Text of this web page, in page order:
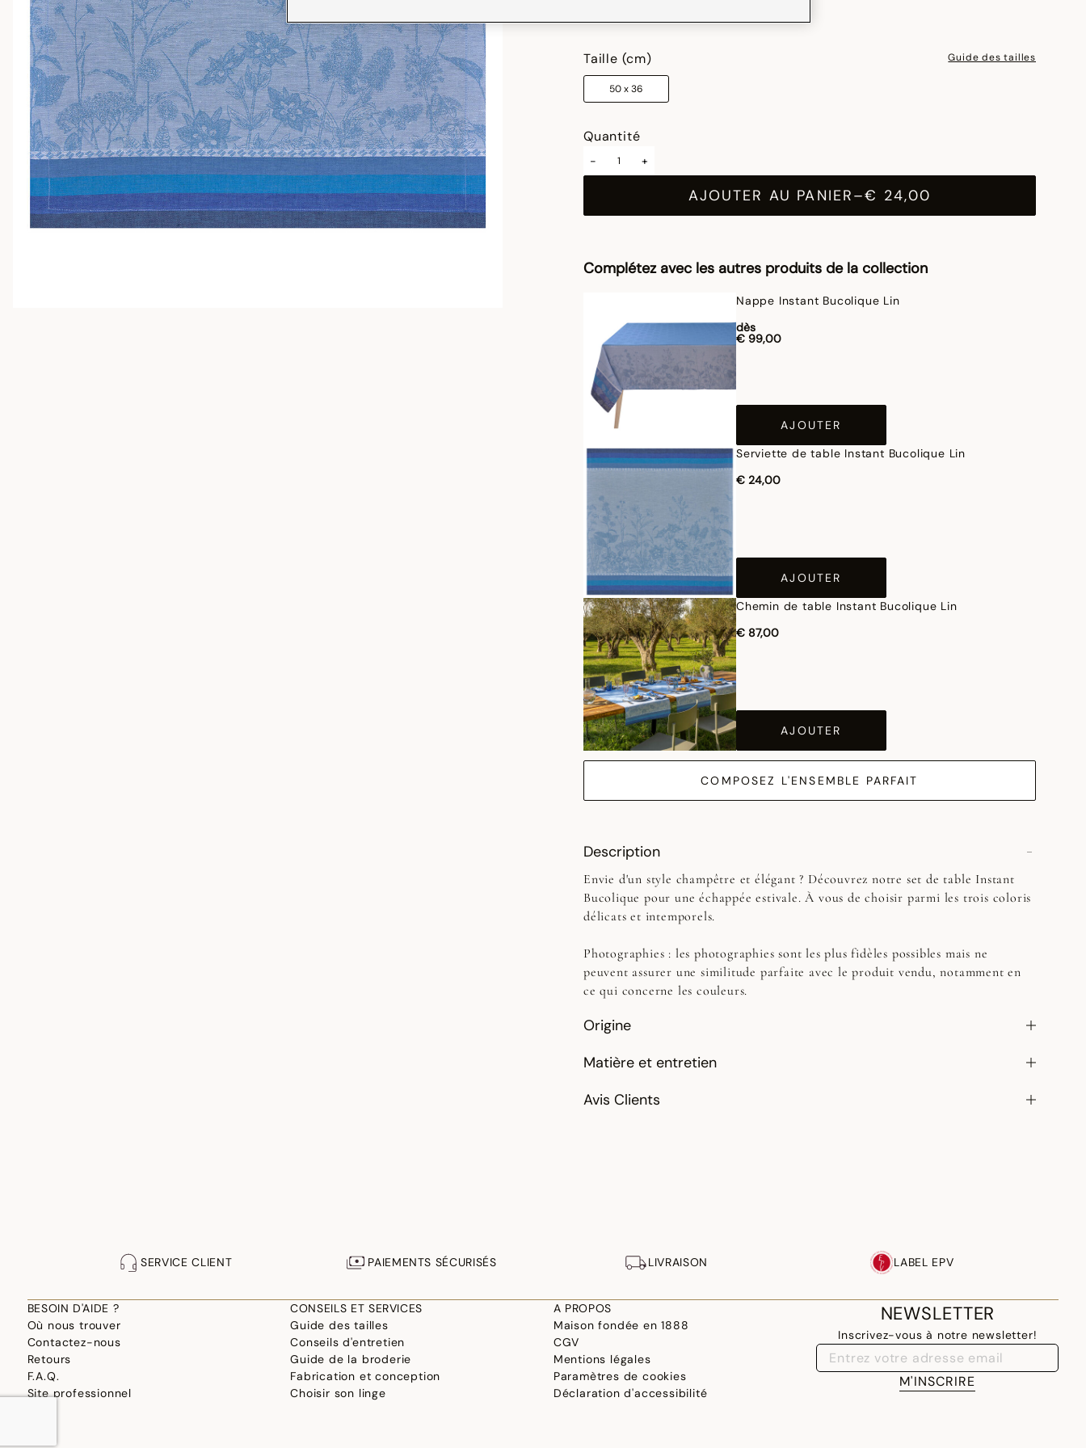
sélectionné
Taille (cm) Guide des tailles
50 x 36
Quantité
- +
AJOUTER AU PANIER–€ 24,00
Complétez avec les autres produits de la collection
Nappe Instant Bucolique Lin
dès
€ 99,00
AJOUTER
Serviette de table Instant Bucolique Lin
€ 24,00
AJOUTER
Chemin de table Instant Bucolique Lin
€ 87,00
AJOUTER
COMPOSEZ L'ENSEMBLE PARFAIT
Description
Envie d'un style champêtre et élégant ? Découvrez notre set de table Instant
Bucolique pour une échappée estivale. À vous de choisir parmi les trois coloris
délicats et intemporels.
Photographies : les photographies sont les plus fidèles possibles mais ne
peuvent assurer une similitude parfaite avec le produit vendu, notamment en
ce qui concerne les couleurs.
Origine
Matière et entretien
Avis Clients
SERVICE CLIENT PAIEMENTS SÉCURISÉS LIVRAISON LABEL EPV
BESOIN D'AIDE ?
Où nous trouver
Contactez-nous
Retours
F.A.Q.
Site professionnel
CONSEILS ET SERVICES
Guide des tailles
Conseils d'entretien
Guide de la broderie
Fabrication et conception
Choisir son linge
A PROPOS
Maison fondée en 1888
CGV
Mentions légales
Paramètres de cookies
Déclaration d'accessibilité
NEWSLETTER
Inscrivez-vous à notre newsletter!
M'INSCRIRE